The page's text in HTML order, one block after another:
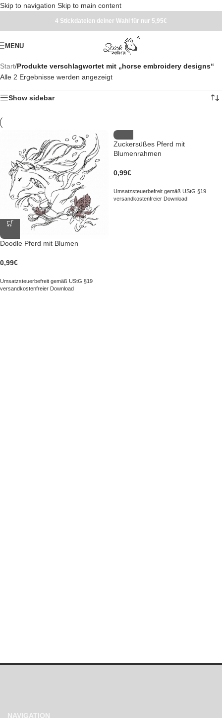
Skip to navigation Skip to main content
4 Stickdateien deiner Wahl für nur 5,95€
MENU
Start/Produkte verschlagwortet mit „horse embroidery designs“
Alle 2 Ergebnisse werden angezeigt
Show sidebar
Doodle Pferd mit Blumen
0,99€
Umsatzsteuerbefreit gemäß UStG §19
versandkostenfreier Download
Zuckersüßes Pferd mit
Blumenrahmen
0,99€
Umsatzsteuerbefreit gemäß UStG §19
versandkostenfreier Download
NAVIGATION